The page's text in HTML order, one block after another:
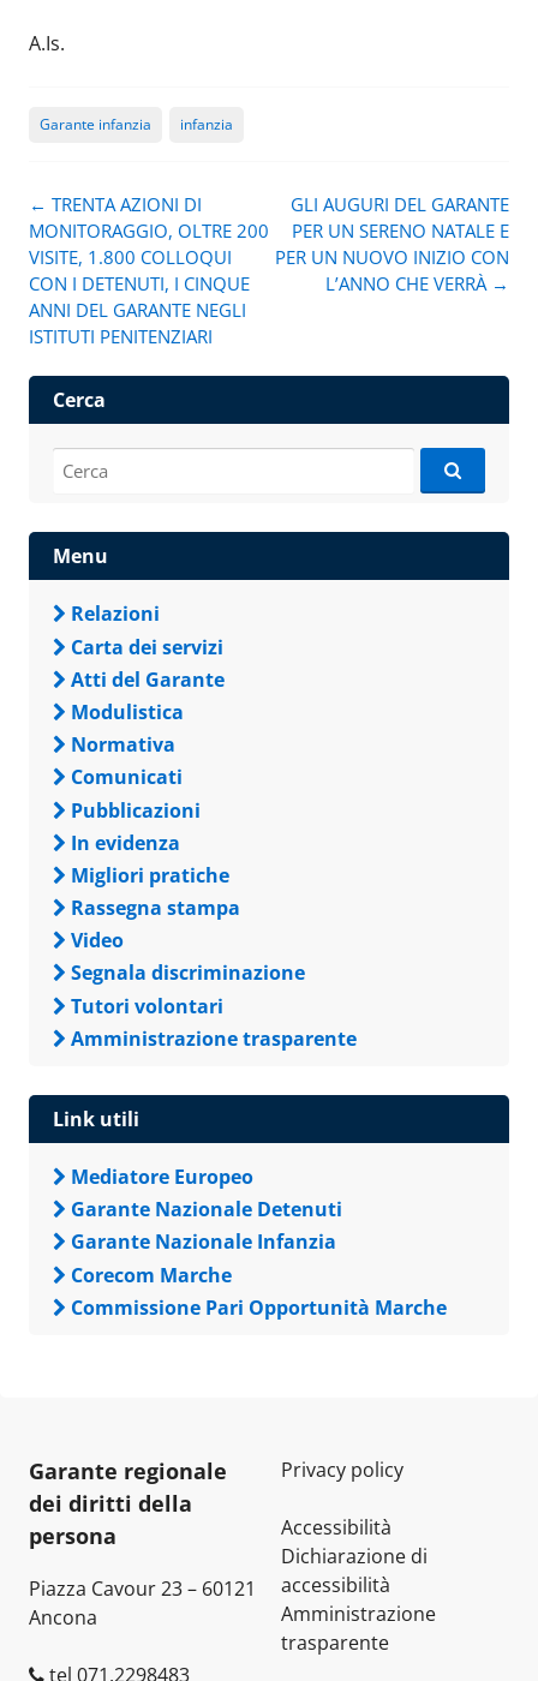
A.Is.
Garante infanzia infanzia
Navigazione
articolo
← TRENTA AZIONI DI
MONITORAGGIO, OLTRE 200
VISITE, 1.800 COLLOQUI
CON I DETENUTI, I CINQUE
ANNI DEL GARANTE NEGLI
ISTITUTI PENITENZIARI
GLI AUGURI DEL GARANTE
PER UN SERENO NATALE E
PER UN NUOVO INIZIO CON
L’ANNO CHE VERRÀ →
Cerca
Cerca:
Menu
Relazioni
Carta dei servizi
Atti del Garante
Modulistica
Normativa
Comunicati
Pubblicazioni
In evidenza
Migliori pratiche
Rassegna stampa
Video
Segnala discriminazione
Tutori volontari
Amministrazione trasparente
Link utili
Mediatore Europeo
Garante Nazionale Detenuti
Garante Nazionale Infanzia
Corecom Marche
Commissione Pari Opportunità Marche
Garante regionale
dei diritti della
persona
Piazza Cavour 23 – 60121
Ancona
tel 071.2298483
Privacy policy
Accessibilità
Dichiarazione di
accessibilità
Amministrazione
trasparente